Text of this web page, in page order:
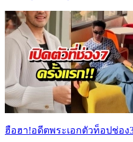
ฮือฮา!อดีตพระเอกตัวท็อปช่อง